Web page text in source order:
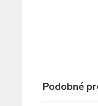
Podobné